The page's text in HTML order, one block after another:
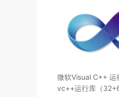
微软Visual C++ 运
vc++运行库（